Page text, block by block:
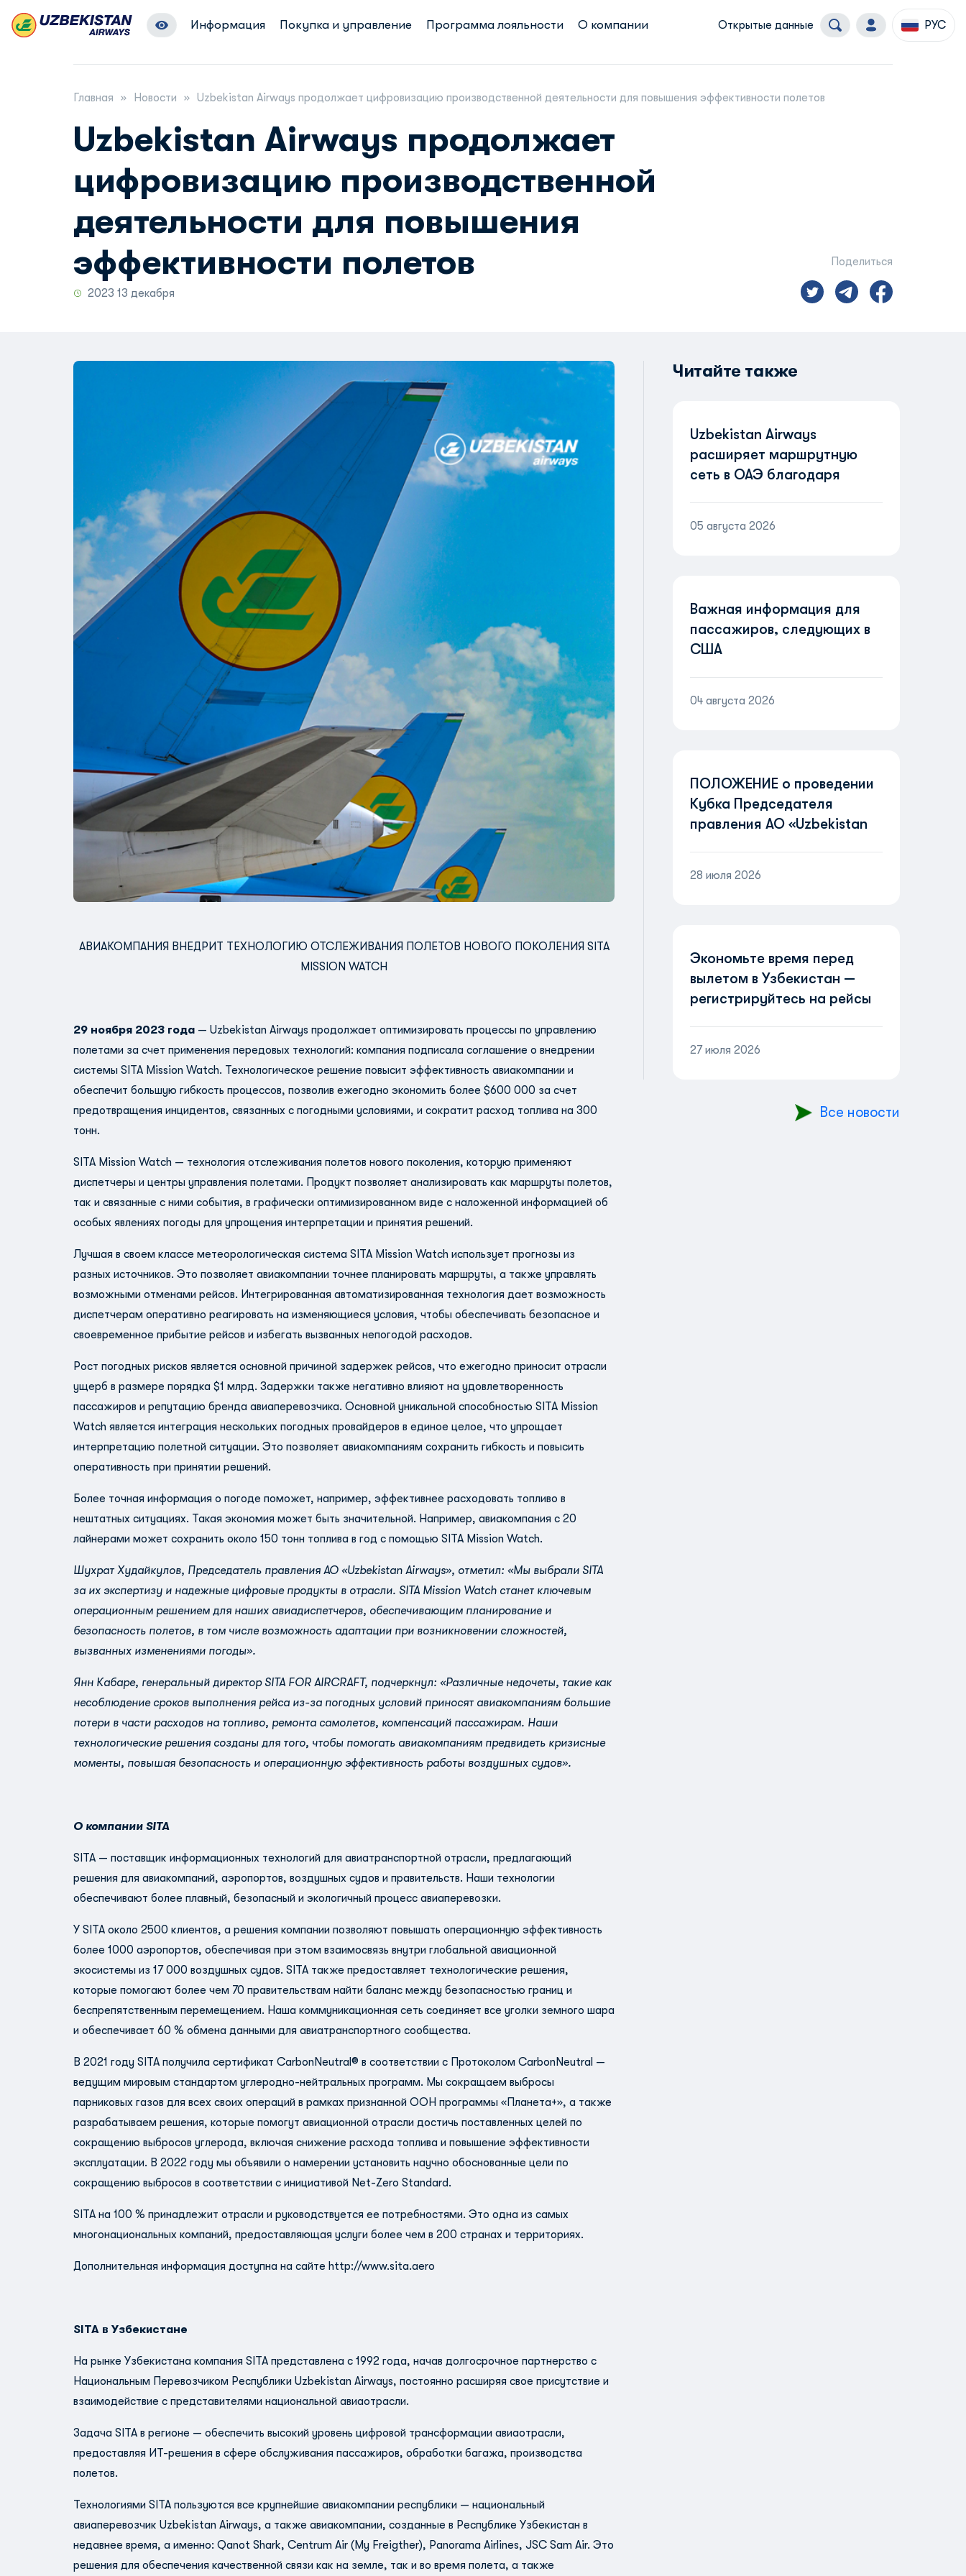
Информация Покупка и управление Программа лояльности О компании Открытые данные РУС
Главная Новости Uzbekistan Airways продолжает цифровизацию производственной деятельности для повышения эффективности полетов
Uzbekistan Airways продолжает
цифровизацию производственной
деятельности для повышения
эффективности полетов
2023 13 декабря
Поделиться
АВИАКОМПАНИЯ ВНЕДРИТ ТЕХНОЛОГИЮ ОТСЛЕЖИВАНИЯ ПОЛЕТОВ НОВОГО ПОКОЛЕНИЯ SITA
MISSION WATCH
29 ноября 2023 года — Uzbekistan Airways продолжает оптимизировать процессы по управлению
полетами за счет применения передовых технологий: компания подписала соглашение о внедрении
системы SITA Mission Watch. Технологическое решение повысит эффективность авиакомпании и
обеспечит большую гибкость процессов, позволив ежегодно экономить более $600 000 за счет
предотвращения инцидентов, связанных с погодными условиями, и сократит расход топлива на 300
тонн.
SITA Mission Watch — технология отслеживания полетов нового поколения, которую применяют
диспетчеры и центры управления полетами. Продукт позволяет анализировать как маршруты полетов,
так и связанные с ними события, в графически оптимизированном виде с наложенной информацией об
особых явлениях погоды для упрощения интерпретации и принятия решений.
Лучшая в своем классе метеорологическая система SITA Mission Watch использует прогнозы из
разных источников. Это позволяет авиакомпании точнее планировать маршруты, а также управлять
возможными отменами рейсов. Интегрированная автоматизированная технология дает возможность
диспетчерам оперативно реагировать на изменяющиеся условия, чтобы обеспечивать безопасное и
своевременное прибытие рейсов и избегать вызванных непогодой расходов.
Рост погодных рисков является основной причиной задержек рейсов, что ежегодно приносит отрасли
ущерб в размере порядка $1 млрд. Задержки также негативно влияют на удовлетворенность
пассажиров и репутацию бренда авиаперевозчика. Основной уникальной способностью SITA Mission
Watch является интеграция нескольких погодных провайдеров в единое целое, что упрощает
интерпретацию полетной ситуации. Это позволяет авиакомпаниям сохранить гибкость и повысить
оперативность при принятии решений.
Более точная информация о погоде поможет, например, эффективнее расходовать топливо в
нештатных ситуациях. Такая экономия может быть значительной. Например, авиакомпания с 20
лайнерами может сохранить около 150 тонн топлива в год с помощью SITA Mission Watch.
Шухрат Худайкулов, Председатель правления АО «Uzbekistan Airways», отметил: «Мы выбрали SITA
за их экспертизу и надежные цифровые продукты в отрасли. SITA Mission Watch станет ключевым
операционным решением для наших авиадиспетчеров, обеспечивающим планирование и
безопасность полетов, в том числе возможность адаптации при возникновении сложностей,
вызванных изменениями погоды».
Янн Кабаре, генеральный директор SITA FOR AIRCRAFT, подчеркнул: «Различные недочеты, такие как
несоблюдение сроков выполнения рейса из-за погодных условий приносят авиакомпаниям большие
потери в части расходов на топливо, ремонта самолетов, компенсаций пассажирам. Наши
технологические решения созданы для того, чтобы помогать авиакомпаниям предвидеть кризисные
моменты, повышая безопасность и операционную эффективность работы воздушных судов».
О компании SITA
SITA — поставщик информационных технологий для авиатранспортной отрасли, предлагающий
решения для авиакомпаний, аэропортов, воздушных судов и правительств. Наши технологии
обеспечивают более плавный, безопасный и экологичный процесс авиаперевозки.
У SITA около 2500 клиентов, а решения компании позволяют повышать операционную эффективность
более 1000 аэропортов, обеспечивая при этом взаимосвязь внутри глобальной авиационной
экосистемы из 17 000 воздушных судов. SITA также предоставляет технологические решения,
которые помогают более чем 70 правительствам найти баланс между безопасностью границ и
беспрепятственным перемещением. Наша коммуникационная сеть соединяет все уголки земного шара
и обеспечивает 60 % обмена данными для авиатранспортного сообщества.
В 2021 году SITA получила сертификат CarbonNeutral® в соответствии с Протоколом CarbonNeutral —
ведущим мировым стандартом углеродно-нейтральных программ. Мы сокращаем выбросы
парниковых газов для всех своих операций в рамках признанной ООН программы «Планета+», а также
разрабатываем решения, которые помогут авиационной отрасли достичь поставленных целей по
сокращению выбросов углерода, включая снижение расхода топлива и повышение эффективности
эксплуатации. В 2022 году мы объявили о намерении установить научно обоснованные цели по
сокращению выбросов в соответствии с инициативой Net-Zero Standard.
SITA на 100 % принадлежит отрасли и руководствуется ее потребностями. Это одна из самых
многонациональных компаний, предоставляющая услуги более чем в 200 странах и территориях.
Дополнительная информация доступна на сайте http://www.sita.aero
SITA в Узбекистане
На рынке Узбекистана компания SITA представлена с 1992 года, начав долгосрочное партнерство с
Национальным Перевозчиком Республики Uzbekistan Airways, постоянно расширяя свое присутствие и
взаимодействие с представителями национальной авиаотрасли.
Задача SITA в регионе — обеспечить высокий уровень цифровой трансформации авиаотрасли,
предоставляя ИТ-решения в сфере обслуживания пассажиров, обработки багажа, производства
полетов.
Технологиями SITA пользуются все крупнейшие авиакомпании республики — национальный
авиаперевозчик Uzbekistan Airways, а также авиакомпании, созданные в Республике Узбекистан в
недавнее время, а именно: Qanot Shark, Centrum Air (My Freigther), Panorama Airlines, JSC Sam Air. Это
решения для обеспечения качественной связи как на земле, так и во время полета, а также
Читайте также
Uzbekistan Airways
расширяет маршрутную
сеть в ОАЭ благодаря
05 августа 2026
Важная информация для
пассажиров, следующих в
США
04 августа 2026
ПОЛОЖЕНИЕ о проведении
Кубка Председателя
правления АО «Uzbekistan
28 июля 2026
Экономьте время перед
вылетом в Узбекистан —
регистрируйтесь на рейсы
27 июля 2026
Все новости